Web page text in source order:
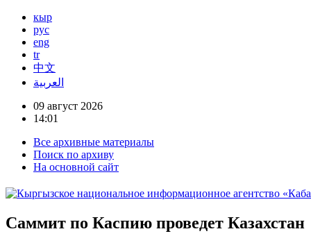
кыр
рус
eng
tr
中文
العربية
09 август 2026
14:01
Все архивные материалы
Поиск по архиву
На основной сайт
Саммит по Каспию проведет Казахстан